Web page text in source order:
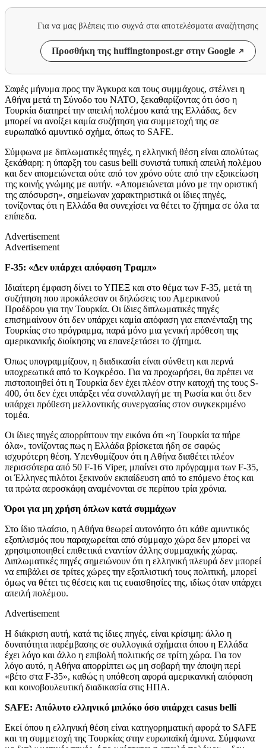
Για να μας βλέπεις πιο συχνά στα αποτελέσματα αναζήτησης
Προσθήκη της huffingtonpost.gr στην Google
Σαφές μήνυμα προς την Άγκυρα και τους συμμάχους, στέλνει η
Αθήνα μετά τη Σύνοδο του ΝΑΤΟ, ξεκαθαρίζοντας ότι όσο η
Τουρκία διατηρεί την απειλή πολέμου κατά της Ελλάδας, δεν
μπορεί να ανοίξει καμία συζήτηση για συμμετοχή της σε
ευρωπαϊκό αμυντικό σχήμα, όπως το SAFE.
Σύμφωνα με διπλωματικές πηγές, η ελληνική θέση είναι απολύτως
ξεκάθαρη: η ύπαρξη του casus belli συνιστά τυπική απειλή πολέμου
και δεν απομειώνεται ούτε από τον χρόνο ούτε από την εξοικείωση
της κοινής γνώμης με αυτήν. «Απομειώνεται μόνο με την οριστική
της απόσυρση», σημείωναν χαρακτηριστικά οι ίδιες πηγές,
τονίζοντας ότι η Ελλάδα θα συνεχίσει να θέτει το ζήτημα σε όλα τα
επίπεδα.
Advertisement
Advertisement
F-35: «Δεν υπάρχει απόφαση Τραμπ»
Ιδιαίτερη έμφαση δίνει το ΥΠΕΞ και στο θέμα των F-35, μετά τη
συζήτηση που προκάλεσαν οι δηλώσεις του Αμερικανού
Προέδρου για την Τουρκία. Οι ίδιες διπλωματικές πηγές
επισημαίνουν ότι δεν υπάρχει καμία απόφαση για επανένταξη της
Τουρκίας στο πρόγραμμα, παρά μόνο μια γενική πρόθεση της
αμερικανικής διοίκησης να επανεξετάσει το ζήτημα.
Όπως υπογραμμίζουν, η διαδικασία είναι σύνθετη και περνά
υποχρεωτικά από το Κογκρέσο. Για να προχωρήσει, θα πρέπει να
πιστοποιηθεί ότι η Τουρκία δεν έχει πλέον στην κατοχή της τους S-
400, ότι δεν έχει υπάρξει νέα συναλλαγή με τη Ρωσία και ότι δεν
υπάρχει πρόθεση μελλοντικής συνεργασίας στον συγκεκριμένο
τομέα.
Οι ίδιες πηγές απορρίπτουν την εικόνα ότι «η Τουρκία τα πήρε
όλα», τονίζοντας πως η Ελλάδα βρίσκεται ήδη σε σαφώς
ισχυρότερη θέση. Υπενθυμίζουν ότι η Αθήνα διαθέτει πλέον
περισσότερα από 50 F-16 Viper, μπαίνει στο πρόγραμμα των F-35,
οι Έλληνες πιλότοι ξεκινούν εκπαίδευση από το επόμενο έτος και
τα πρώτα αεροσκάφη αναμένονται σε περίπου τρία χρόνια.
Όροι για μη χρήση όπλων κατά συμμάχων
Στο ίδιο πλαίσιο, η Αθήνα θεωρεί αυτονόητο ότι κάθε αμυντικός
εξοπλισμός που παραχωρείται από σύμμαχο χώρα δεν μπορεί να
χρησιμοποιηθεί επιθετικά εναντίον άλλης συμμαχικής χώρας.
Διπλωματικές πηγές σημειώνουν ότι η ελληνική πλευρά δεν μπορεί
να επιβάλει σε τρίτες χώρες την εξοπλιστική τους πολιτική, μπορεί
όμως να θέτει τις θέσεις και τις ευαισθησίες της, ιδίως όταν υπάρχει
απειλή πολέμου.
Advertisement
Η διάκριση αυτή, κατά τις ίδιες πηγές, είναι κρίσιμη: άλλο η
δυνατότητα παρέμβασης σε συλλογικά σχήματα όπου η Ελλάδα
έχει λόγο και άλλο η επιβολή πολιτικής σε τρίτη χώρα. Για τον
λόγο αυτό, η Αθήνα απορρίπτει ως μη σοβαρή την άποψη περί
«βέτο στα F-35», καθώς η υπόθεση αφορά αμερικανική απόφαση
και κοινοβουλευτική διαδικασία στις ΗΠΑ.
SAFE: Απόλυτο ελληνικό μπλόκο όσο υπάρχει casus belli
Εκεί όπου η ελληνική θέση είναι κατηγορηματική αφορά το SAFE
και τη συμμετοχή της Τουρκίας στην ευρωπαϊκή άμυνα. Σύμφωνα